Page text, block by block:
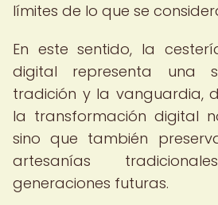
límites de lo que se
En este sentido, la
digital representa una
tradición y la vanguardia,
la transformación digital
sino que también
artesanías
generaciones futuras.